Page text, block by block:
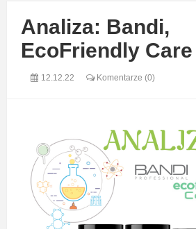
Analiza: Bandi,
EcoFriendly Care
12.12.22 Komentarze (0)